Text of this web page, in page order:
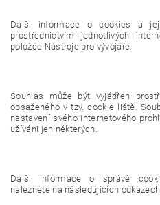
Další informace o cookies a
prostřednictvím jednotlivých
položce Nástroje pro vývojáře.
Souhlas může být vyjádřen
obsaženého v tzv. cookie liště.
nastavení svého internetového
užívání jen některých.
Další informace o správě
naleznete na následujících